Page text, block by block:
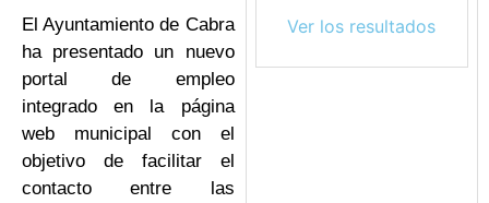
El Ayuntamiento de Cabra
ha presentado un nuevo
portal de empleo
integrado en la página
web municipal con el
objetivo de facilitar el
contacto entre las
Ver los resultados